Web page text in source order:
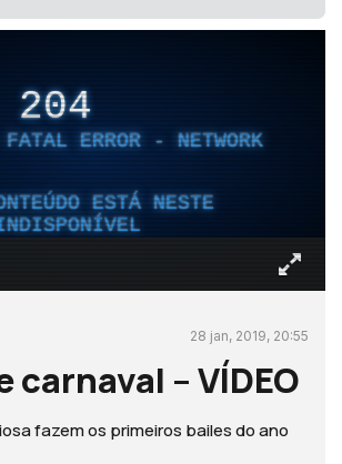
204
ERROR - NETWORK
ESTÁ NESTE
28 jan, 2019, 20:55
carnaval – VÍDEO
fazem os primeiros bailes do ano